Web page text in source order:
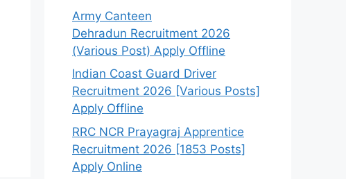
Army Canteen
Dehradun Recruitment 2026
(Various Post) Apply Offline
Indian Coast Guard Driver
Recruitment 2026 [Various Posts]
Apply Offline
RRC NCR Prayagraj Apprentice
Recruitment 2026 [1853 Posts]
Apply Online